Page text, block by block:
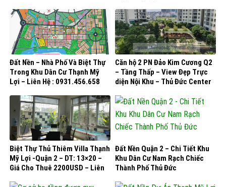
Đất Nền – Nhà Phố Và Biệt Thự
Trong Khu Dân Cư Thạnh Mỹ
Lợi – Liên Hệ : 0931.456.658
Căn hộ 2 PN Đảo Kim Cương Q2
– Tầng Thấp – View Đẹp Trực
diện Nội Khu – Thủ Đức Center
Biệt Thự Thủ Thiêm Villa Thạnh
Mỹ Lợi -Quận 2 – DT: 13×20 –
Giá Cho Thuê 2200USD – Liên
Đất Nền Quận 2 – Chi Tiết Khu
Khu Dân Cư Nam Rạch Chiếc
Thành Phố Thủ Đức